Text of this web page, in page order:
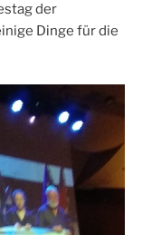
der
Dinge für die